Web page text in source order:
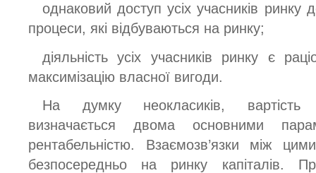
однаковий доступ усіх учасників ринку
процеси, які відбуваються на ринку;
діяльність усіх учасників ринку є
максимізацію власної вигоди.
На думку неокласиків, вартість
визначається двома основними
рентабельністю. Взаємозв’язки між
безпосередньо на ринку капіталів.